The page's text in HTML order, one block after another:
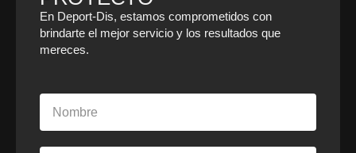
En Deport-Dis, estamos comprometidos con
brindarte el mejor servicio y los resultados que
mereces.